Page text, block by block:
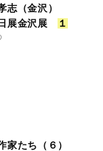
志（金沢）
展金沢展
１
たち（６）